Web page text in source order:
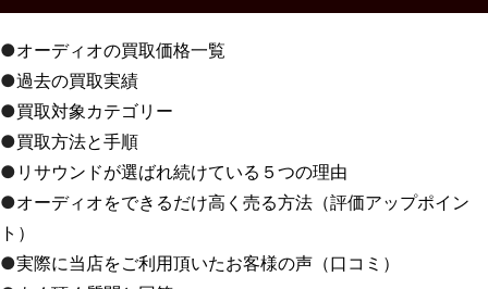
●オーディオの買取価格一覧
●過去の買取実績
●買取対象カテゴリー
●買取方法と手順
● リサウンドが選ばれ続けている５つの理由
●オーディオをできるだけ高く売る方法（評価アップポイン
ト）
●実際に当店をご利用頂いたお客様の声（口コミ）